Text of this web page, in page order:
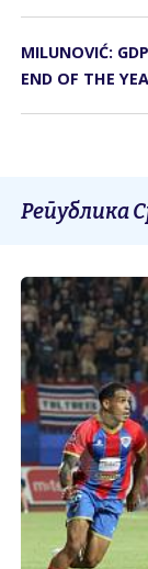
MILUNOVIĆ:
END OF THE
Република